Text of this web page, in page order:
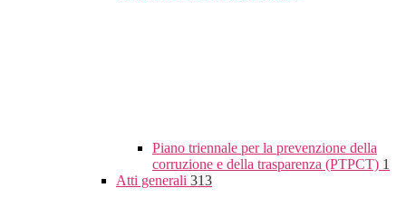
Piano triennale per la prevenzione della
corruzione e della trasparenza (PTPCT) 1
Atti generali 313